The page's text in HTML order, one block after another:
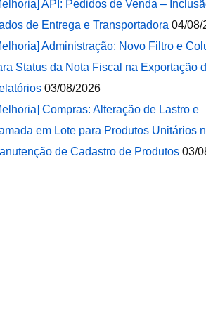
API: Pedidos de Venda –
de Entrega e Transportadora 04/08/
Administração: Novo Filtro e
Status da Nota Fiscal na Exportação
03/08/2026
Compras: Alteração de Lastro e
em Lote para Produtos Unitários
de Cadastro de Produtos 03/